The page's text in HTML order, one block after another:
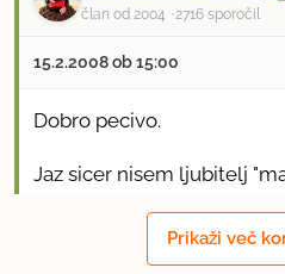
član od 2004 2716 sporočil
15.2.2008 ob 15:00
Dobro pecivo.
Jaz sicer nisem ljubitelj
moji jedci so bili
Slikico sem že poslala.
Prikaži več